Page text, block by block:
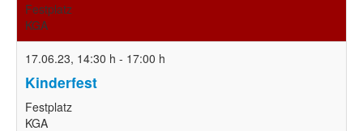
Festplatz
KGA
17.06.23, 14:30 h - 17:00 h
Kinderfest
Festplatz
KGA